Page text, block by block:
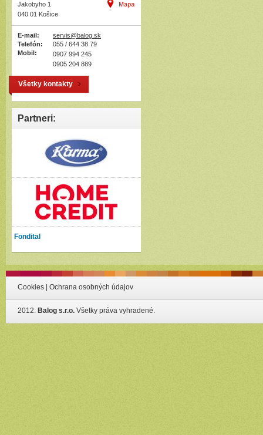
Jakobyho 1
040 01 Košice
E-mail:
servis@balog.sk
Telefón:
055 / 644 38 79
Mobil:
0907 994 245
0905 204 889
Všetky kontakty
Partneri:
Fondital
Cookies Ochrana osobných údajov
2012. Balog s.r.o. Všetky práva vyhradené.